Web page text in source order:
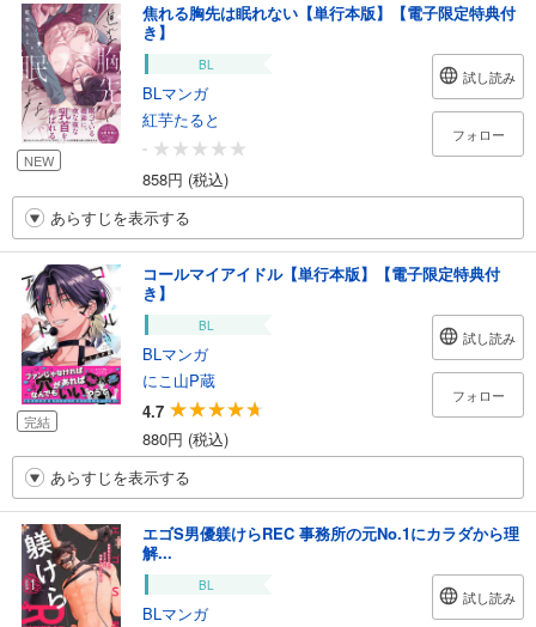
NEW
焦れる胸先は眠れない【単行本版】【電子限定特典付
き】
BL
BLマンガ
紅芋たると
-
858円 (税込)
試し読み
フォロー
あらすじを表示する
完結
コールマイアイドル【単行本版】【電子限定特典付
き】
BL
BLマンガ
にこ山P蔵
4.7
880円 (税込)
試し読み
フォロー
あらすじを表示する
エゴS男優躾けらREC 事務所の元No.1にカラダから理
解...
BL
BLマンガ
試し読み